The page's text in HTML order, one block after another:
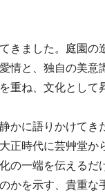
きました。庭園の
情と、独自の美意
重ね、文化として
かに語りかけてき
正時代に芸艸堂か
の一端を伝えるだ
かを示す、貴重な